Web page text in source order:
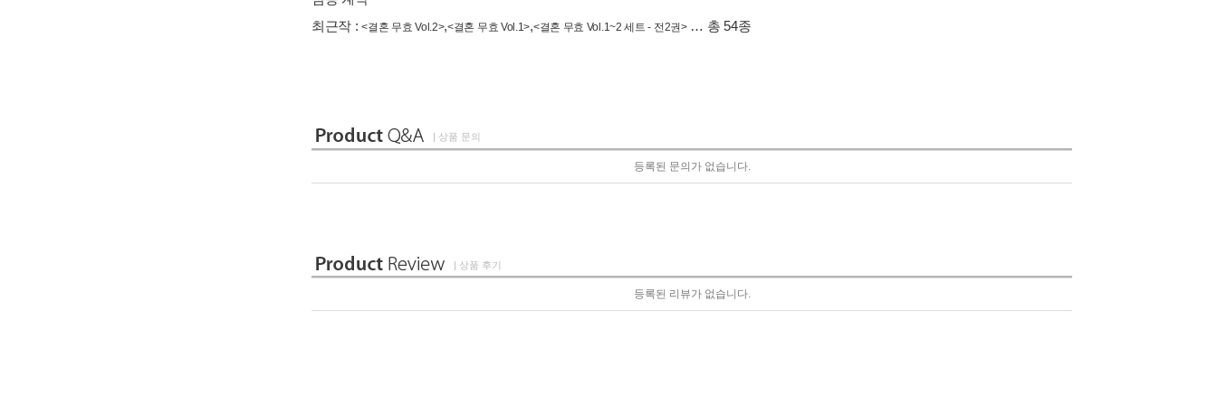
최근작 : <결혼 무효 Vol.2>,<결혼 무효 Vol.1>,<결혼 무효 Vol.1~2 세트 - 전2권> … 총 54종
| 상품 문의
등록된 문의가 없습니다.
| 상품 후기
등록된 리뷰가 없습니다.